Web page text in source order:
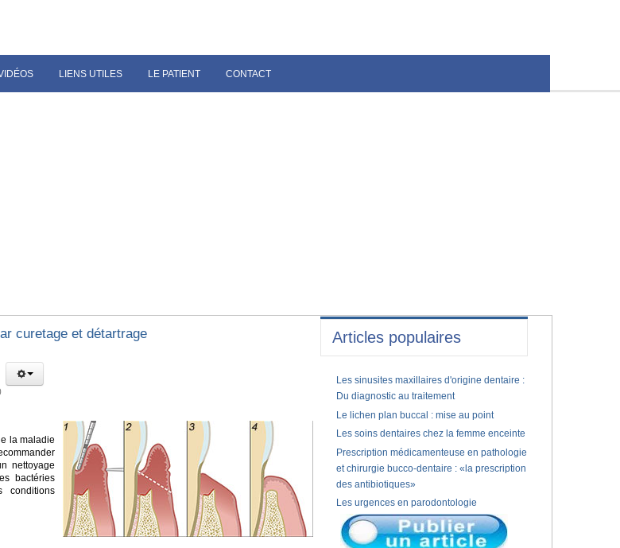
LIENS UTILES LE PATIENT CONTACT
curetage et détartrage
la maladie
nettoyage
bactéries
Articles populaires
Les sinusites maxillaires d'origine dentaire :
Du diagnostic au traitement
Le lichen plan buccal : mise au point
Les soins dentaires chez la femme enceinte
Prescription médicamenteuse en pathologie
et chirurgie bucco-dentaire : «la prescription
des antibiotiques»
Les urgences en parodontologie